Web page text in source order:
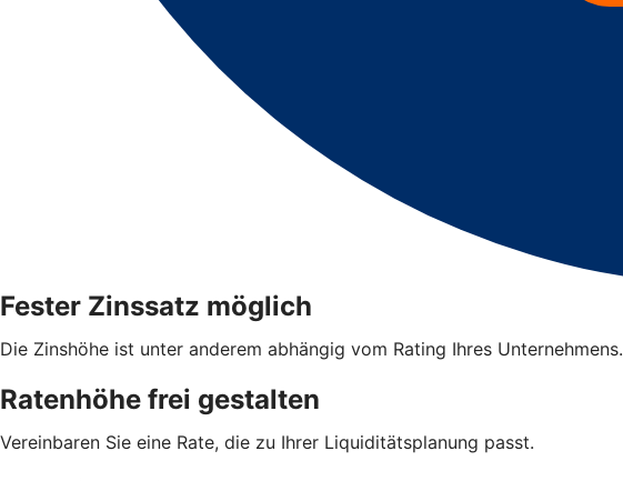
Fester Zinssatz möglich
Die Zinshöhe ist unter anderem abhängig vom Rating Ihres Unternehmens.
Ratenhöhe frei gestalten
Vereinbaren Sie eine Rate, die zu Ihrer Liquiditätsplanung passt.